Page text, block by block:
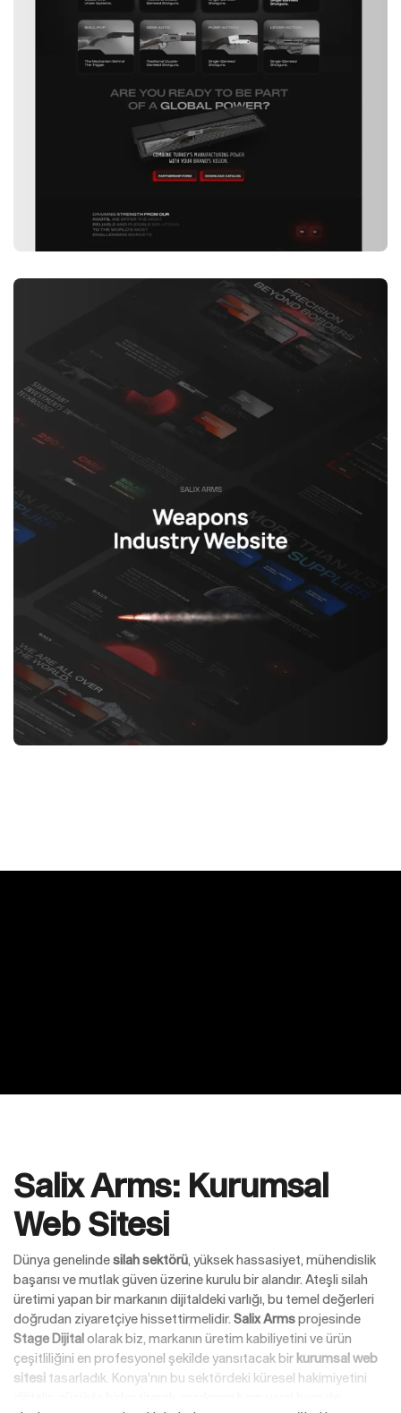
Salix Arms: Kurumsal
Web Sitesi
Dünya genelindesilah sektörü, yüksek hassasiyet, mühendislik
başarısı ve mutlak güven üzerine kurulu bir alandır. Ateşli silah
üretimi yapan bir markanın dijitaldeki varlığı, bu temel değerleri
doğrudan ziyaretçiye hissettirmelidir. Salix Armsprojesinde
Stage Dijitalolarak biz, markanın üretim kabiliyetini ve ürün
çeşitliliğini en profesyonel şekilde yansıtacak bir kurumsal web
sitesi tasarladık. Konya’nın bu sektördeki küresel hakimiyetini